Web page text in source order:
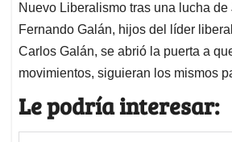
Nuevo Liberalismo tras una lucha
Fernando Galán, hijos del líder
Carlos Galán, se abrió la puerta a
movimientos, siguieran los mismos
Le podría interesar: